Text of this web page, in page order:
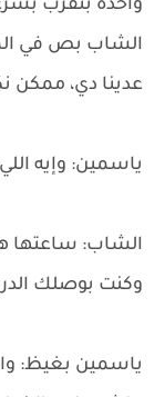
واحدة بتقرب
الشاب بص في
عدينا دي،
ياسمين: وإيه
الشاب: ساعتها
وكنت بوصلك
ياسمين بغيظ: